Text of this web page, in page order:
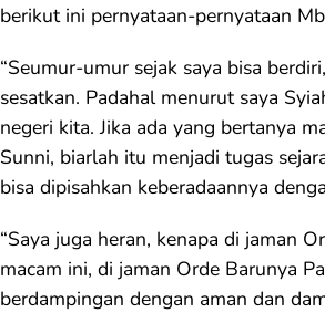
berikut ini pernyataan-pernyataan
“Seumur-umur sejak saya bisa
sesatkan. Padahal menurut saya
negeri kita. Jika ada yang bertanya
Sunni, biarlah itu menjadi tugas
bisa dipisahkan keberadaannya
“Saya juga heran, kenapa di jaman
macam ini, di jaman Orde Barunya
berdampingan dengan aman dan